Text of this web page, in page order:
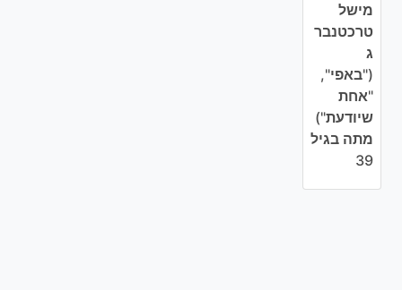
מישל
טרכטנבר
ג
("באפי",
"אחת
שיודעת")
מתה בגיל
39